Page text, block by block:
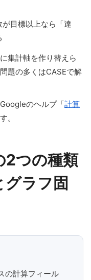
が目標以上なら「達
集計軸を作り替えら
題の多くはCASEで解
のヘルプ「計算
。
2つの種類
グラフ固
の計算フィール